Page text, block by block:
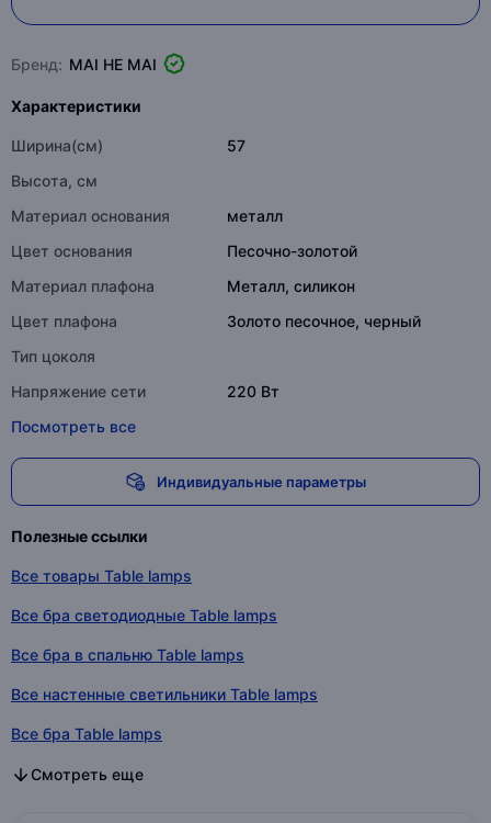
Бренд: MAI HE MAI
Характеристики
Ширина(см)
57
Высота, см
Материал основания
металл
Цвет основания
Песочно-золотой
Материал плафона
Металл, силикон
Цвет плафона
Золото песочное, черный
Тип цоколя
Напряжение сети
220 Вт
Посмотреть все
Индивидуальные параметры
Полезные ссылки
Все товары Table lamps
Все бра светодиодные Table lamps
Все бра в спальню Table lamps
Все настенные светильники Table lamps
Все бра Table lamps
Все бра светодиодные в категории
Все бра в спальню в категории
Все настенные светильники в категории
Все бра в категории
Смотреть еще